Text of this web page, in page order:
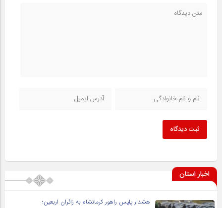
ثبت دیدگاه
اخبار استان
هشدار پلیس راهور کرمانشاه به زائران اربعین؛